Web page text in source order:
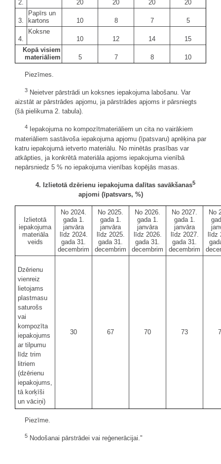
2. 20 20 20 20
3.
Papīrs un
kartons
10 8 7 5
4.
Koksne
10
12 14
15
Kopā visiem
materiāliem
5 7 8 10
Piezīmes.
3 Neietver pārstrādi un koksnes iepakojuma labošanu. Var
aizstāt ar pārstrādes apjomu, ja pārstrādes apjoms ir pārsniegts
(šā pielikuma 2. tabula).
4
Iepakojuma no kompozītmateriāliem un cita no vairākiem
materiāliem sastāvoša iepakojuma apjomu (īpatsvaru) aprēķina par
katru iepakojumā ietverto materiālu. No minētās prasības var
atkāpties, ja konkrētā materiāla apjoms iepakojuma vienībā
nepārsniedz 5 % no iepakojuma vienības kopējās masas.
4. Izlietotā dzērienu iepakojuma dalītas savākšanas5
apjomi (īpatsvars, %)
Izlietotā
iepakojuma
materiāla
veids
No 2024.
gada 1.
janvāra
līdz 2024.
gada 31.
decembrim
No 2025.
gada 1.
janvāra
līdz 2025.
gada 31.
decembrim
No 2026.
gada 1.
janvāra
līdz 2026.
gada 31.
decembrim
No 2027.
gada 1.
janvāra
līdz 2027.
gada 31.
decembrim
No
līdz
Dzērienu
vienreiz
lietojams
plastmasu
saturošs
vai
kompozīta
iepakojums
ar tilpumu
līdz trim
litriem
(dzērienu
iepakojums,
tā korķīši
un vāciņi)
30 67 70 73
Piezīme.
5 Nodošanai pārstrādei vai reģenerācijai."